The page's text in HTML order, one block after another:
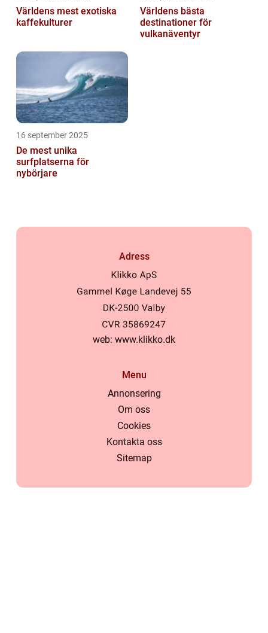
Världens mest exotiska
kaffekulturer
Världens bästa
destinationer för
vulkanäventyr
16 september 2025
De mest unika
surfplatserna för
nybörjare
Adress
web: www.klikko.dk
Menu
Annonsering
Om oss
Cookies
Kontakta oss
Sitemap